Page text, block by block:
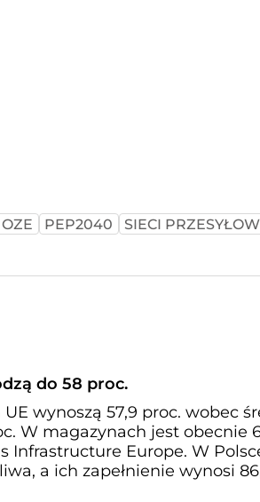
OZE PEP2040 SIECI
do 58 proc.
wynoszą 57,9 proc. wobec
W magazynach jest obecnie
Infrastructure Europe. W
a ich zapełnienie wynosi